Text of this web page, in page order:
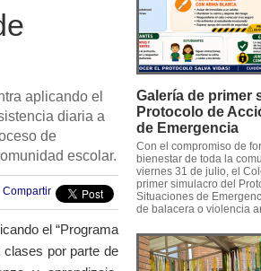
aplicando el
diaria a
de
escolar.
Compartir
el “Programa
clases por parte de
Galería de primer
Protocolo de
de Emergencia
Con el compromiso de
bienestar de toda la
viernes 31 de julio, el
primer simulacro del
Situaciones de
de balacera o violencia